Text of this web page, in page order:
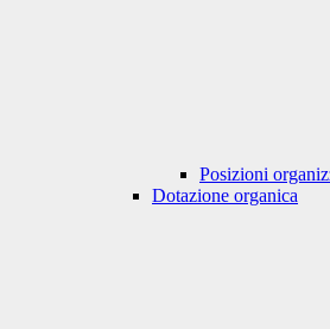
Posizioni
Dotazione organica